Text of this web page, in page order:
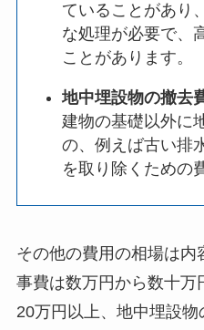
ていることがあり
な処理が必要で、
ことがあります。
地中埋設物の撤去
建物の基礎以外に
の、例えば古い排
を取り除くための
その他の費用の相場は内
事費は数万円から数十万
20万円以上、地中埋設